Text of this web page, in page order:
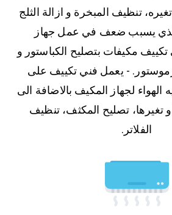
تنظيف المبخرة و ازالة الثلج
الذي يسبب ضعف في عمل جهاز
تكييف مكيفات بتصليح الكباستور و
- يعمل فني تكييف على
لجهاز المكيف بالاضافة الى
تغيرها، تصليح المكثف، تنظيف
الفلاتر.